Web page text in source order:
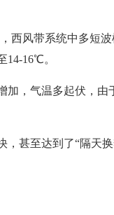
西风带系统中多短
14-16℃。
加，气温多起伏，
，甚至达到了“隔天